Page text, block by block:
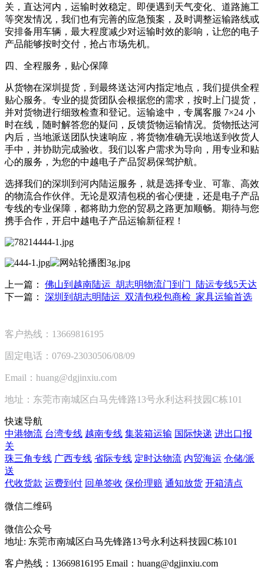
关，直达河内，运输时效稳定。即便遇到天气变化、道路施工
等突发情况，我们也有完善的应急预案，及时调整运输路线或
安排备用车辆，最大程度减少对运输时效的影响，让您的电子
产品能够按时交付，抢占市场先机。​
四、全程服务，贴心保障​
从货物在深圳提货，到最终送达河内指定地点，我们提供全程
贴心服务。专业的提货团队会根据您的需求，按时上门提货，
并对货物进行细致检查和登记。运输途中，专属客服 7×24 小
时在线，随时解答您的疑问，反馈货物运输情况。货物抵达河
内后，当地派送团队快速响应，将货物准确无误地送到收货人
手中，并协助完成验收。我们以客户需求为导向，用专业和贴
心的服务，为您的中越电子产品贸易保驾护航。​
选择我们的深圳到河内陆运服务，就是选择专业、可靠、高效
的物流合作伙伴。无论是双清包税的省心便捷，还是电子产品
专线的专业保障，都将助力您的贸易之路更加顺畅。期待与您
携手合作，开启中越电子产品运输新征程！
上一篇： 佛山到越南陆运_胡志明物流门到门_陆运专线5天达
下一篇： 深圳到胡志明陆运_双清包税包商检_家具运输首选
客户热线：13669816195
固定电话：0769-23030506/08/09
Email：huang@dgjinxiu.com
地址：东莞市南城区白马先锋路13号永利达科技园C栋101
快速导航
中港物流 台湾专线 越南专线 集装箱运输 国际快递 进出口报
关
珠三角专线 广西专线 省际专线 定时达物流 内贸海运 仓储/派
送
代收货款 运费到付 回单签收 保价理赔 通知放货 开箱清点
微信二维码
微信公众号
地址: 东莞市南城区白马先锋路13号永利达科技园C栋101
客户热线：13669816195 Email：huang@dgjinxiu.com